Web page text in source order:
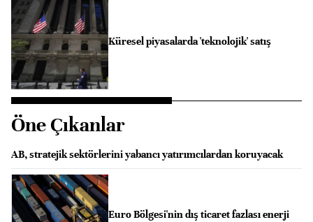
Küresel piyasalarda 'teknolojik' satış
Öne Çıkanlar
AB, stratejik sektörlerini yabancı yatırımcılardan koruyacak
Euro Bölgesi'nin dış ticaret fazlası enerji